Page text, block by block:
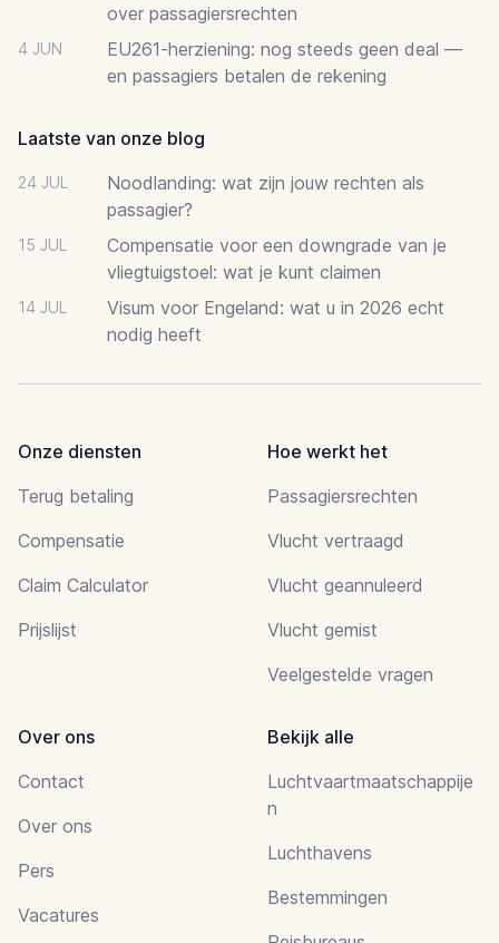
over passagiersrechten
4 JUN
EU261-herziening: nog steeds geen deal —
en passagiers betalen de rekening
Laatste van onze blog
24 JUL
Noodlanding: wat zijn jouw rechten als
passagier?
15 JUL
Compensatie voor een downgrade van je
vliegtuigstoel: wat je kunt claimen
14 JUL
Visum voor Engeland: wat u in 2026 echt
nodig heeft
Onze diensten
Terug betaling
Compensatie
Claim Calculator
Prijslijst
Hoe werkt het
Passagiersrechten
Vlucht vertraagd
Vlucht geannuleerd
Vlucht gemist
Veelgestelde vragen
Over ons
Contact
Over ons
Pers
Vacatures
Bekijk alle
Luchtvaartmaatschappije
n
Luchthavens
Bestemmingen